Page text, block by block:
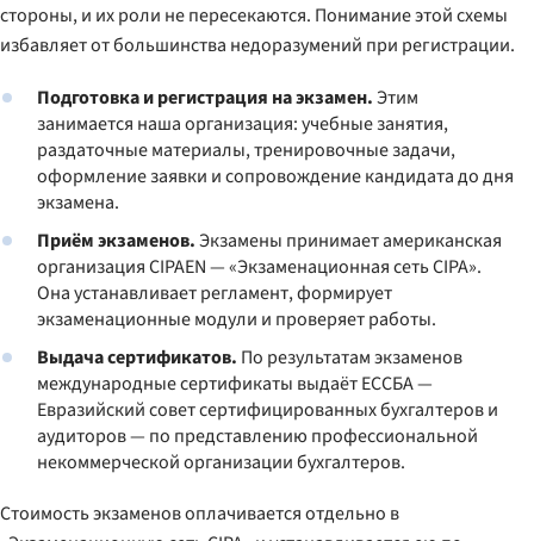
стороны, и их роли не пересекаются. Понимание этой схемы
избавляет от большинства недоразумений при регистрации.
Подготовка и регистрация на экзамен.Этим
занимается наша организация: учебные занятия,
раздаточные материалы, тренировочные задачи,
оформление заявки и сопровождение кандидата до дня
экзамена.
Приём экзаменов.Экзамены принимает американская
организация CIPAEN — «Экзаменационная сеть CIPA».
Она устанавливает регламент, формирует
экзаменационные модули и проверяет работы.
Выдача сертификатов. По результатам экзаменов
международные сертификаты выдаёт ЕССБА —
Евразийский совет сертифицированных бухгалтеров и
аудиторов — по представлению профессиональной
некоммерческой организации бухгалтеров.
Стоимость экзаменов оплачивается отдельно в